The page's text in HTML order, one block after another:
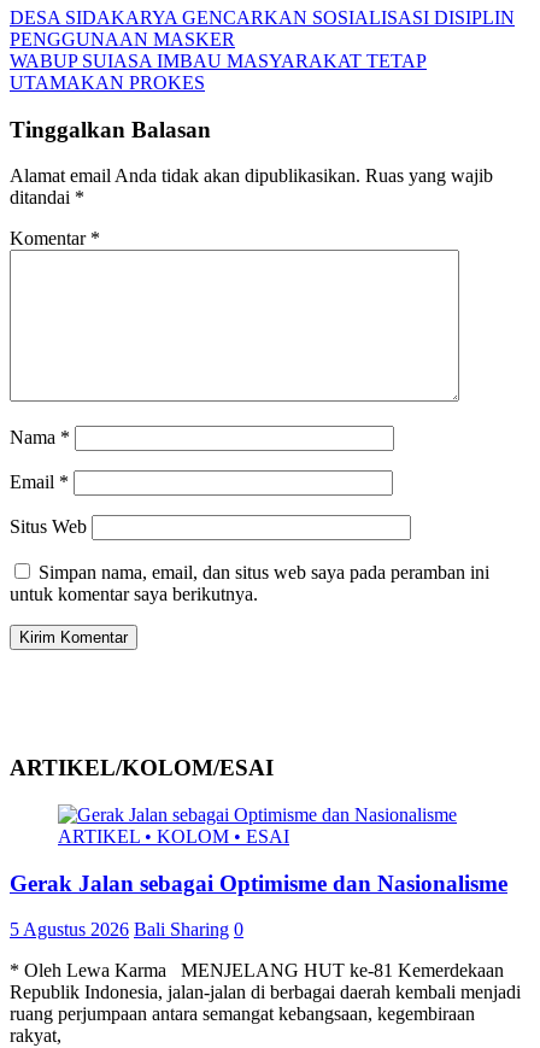
DESA SIDAKARYA GENCARKAN SOSIALISASI DISIPLIN
PENGGUNAAN MASKER
WABUP SUIASA IMBAU MASYARAKAT TETAP
UTAMAKAN PROKES
Tinggalkan Balasan
Alamat email Anda tidak akan dipublikasikan. Ruas yang wajib
ditandai *
Komentar *
Nama *
Email *
Situs Web
Simpan nama, email, dan situs web saya pada peramban ini
untuk komentar saya berikutnya.
ARTIKEL/KOLOM/ESAI
ARTIKEL • KOLOM • ESAI
Gerak Jalan sebagai Optimisme dan Nasionalisme
5 Agustus 2026 Bali Sharing 0
* Oleh Lewa Karma MENJELANG HUT ke-81 Kemerdekaan
Republik Indonesia, jalan-jalan di berbagai daerah kembali menjadi
ruang perjumpaan antara semangat kebangsaan, kegembiraan
rakyat,